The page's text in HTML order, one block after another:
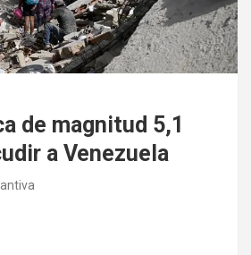
de magnitud 5,1
a Venezuela